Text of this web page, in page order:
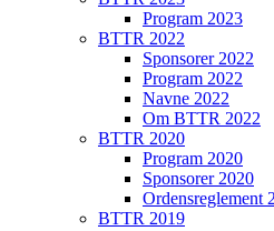
Program 2023
BTTR 2022
Sponsorer 2022
Program 2022
Navne 2022
Om BTTR 2022
BTTR 2020
Program 2020
Sponsorer 2020
Ordensreglement
BTTR 2019